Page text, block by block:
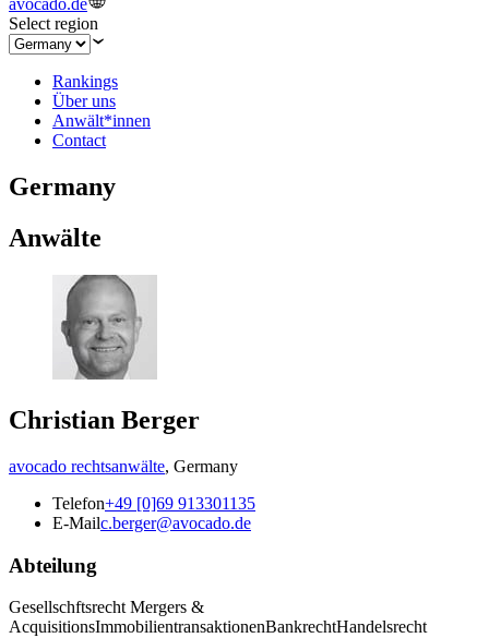
avocado.de
Select region
Rankings
Über uns
Anwält*innen
Contact
Germany
Anwälte
Christian Berger
avocado rechtsanwälte, Germany
Telefon+49 [0]69 913301135
E-Mailc.berger@avocado.de
Abteilung
Gesellschftsrecht Mergers &
AcquisitionsImmobilientransaktionenBankrechtHandelsrecht